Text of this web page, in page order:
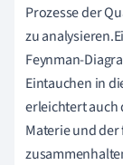
Prozesse der
zu
Feynman-
Eintauchen in
erleichtert auch
Materie und